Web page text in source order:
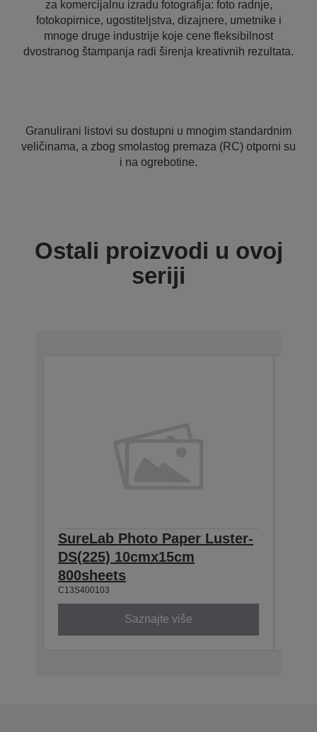
za komercijalnu izradu fotografija: foto radnje,
fotokopirnice, ugostiteljstva, dizajnere, umetnike i
mnoge druge industrije koje cene fleksibilnost
dvostranog štampanja radi širenja kreativnih rezultata.
Granulirani listovi su dostupni u mnogim standardnim
veličinama, a zbog smolastog premaza (RC) otporni su
i na ogrebotine.
Ostali proizvodi u ovoj
seriji
SureLab Photo Paper Luster-
DS(225) 10cmx15cm
800sheets
C13S400103
Saznajte više